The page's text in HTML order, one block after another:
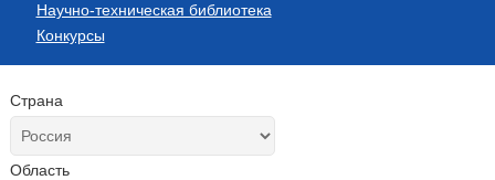
Научно-техническая библиотека
Конкурсы
Страна
Область